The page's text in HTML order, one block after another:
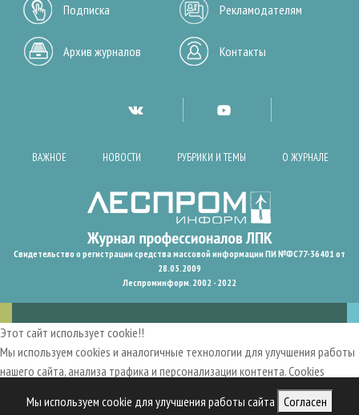
Мы используем cookie для улучшения работы сайта Согласен
Подписка Рекламодателям
Архив журналов Контакты
ВАЖНОЕ НОВОСТИ РУБРИКИ И ТЕМЫ О ЖУРНАЛЕ
Свидетельство о регистрации средства массовой информации ПИ №ФС77-36401 от
28.05.2009
Леспроминформ. 2002 - 2022
Этот сайт использует cookie!!
Мы используем cookies и аналогичные технологии для улучшения работы
нашего сайта, анализа трафика и персонализации контента. Cookies
пользовательский опыт